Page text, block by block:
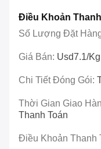
Điều Khoản
Số Lượng Đặt
Giá Bán: Usd7.1/kg
Chi Tiết Đóng Gói:
Thời Gian Giao
Thanh Toán
Điều Khoản Thanh